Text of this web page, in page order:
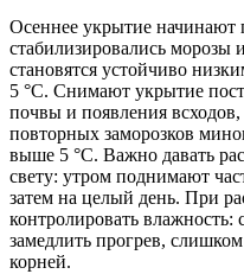
Осеннее укрытие начинают
стабилизировались морозы
становятся устойчиво
5 °C. Снимают укрытие
почвы и появления всходов,
повторных заморозков
выше 5 °C. Важно давать
свету: утром поднимают
затем на целый день. При
контролировать
замедлить прогрев,
корней.